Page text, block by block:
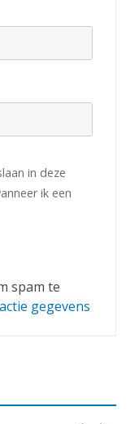
in deze
ik een
spam te
gegevens